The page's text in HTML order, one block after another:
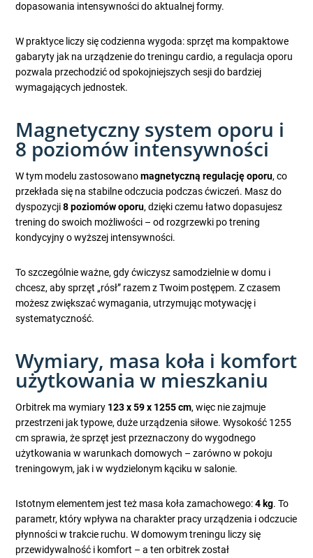
dopasowania intensywności do aktualnej formy.
W praktyce liczy się codzienna wygoda: sprzęt ma kompaktowe
gabaryty jak na urządzenie do treningu cardio, a regulacja oporu
pozwala przechodzić od spokojniejszych sesji do bardziej
wymagających jednostek.
Magnetyczny system oporu i
8 poziomów intensywności
W tym modelu zastosowanomagnetyczną regulację oporu, co
przekłada się na stabilne odczucia podczas ćwiczeń. Masz do
dyspozycji8 poziomów oporu, dzięki czemu łatwo dopasujesz
trening do swoich możliwości – od rozgrzewki po trening
kondycyjny o wyższej intensywności.
To szczególnie ważne, gdy ćwiczysz samodzielnie w domu i
chcesz, aby sprzęt „rósł” razem z Twoim postępem. Z czasem
możesz zwiększać wymagania, utrzymując motywację i
systematyczność.
Wymiary, masa koła i komfort
użytkowania w mieszkaniu
Orbitrek ma wymiary 123 x 59 x 1255 cm, więc nie zajmuje
przestrzeni jak typowe, duże urządzenia siłowe. Wysokość 1255
cm sprawia, że sprzęt jest przeznaczony do wygodnego
użytkowania w warunkach domowych – zarówno w pokoju
treningowym, jak i w wydzielonym kąciku w salonie.
Istotnym elementem jest też masa koła zamachowego:4 kg. To
parametr, który wpływa na charakter pracy urządzenia i odczucie
płynności w trakcie ruchu. W domowym treningu liczy się
przewidywalność i komfort – a ten orbitrek został